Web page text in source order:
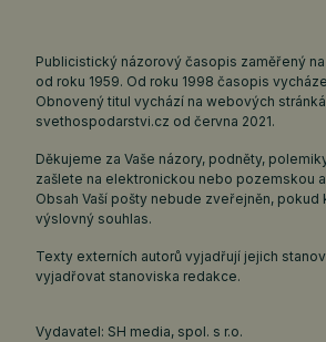
Publicistický názorový časopis zaměřený
od roku 1959. Od roku 1998 časopis
Obnovený titul vychází na webových
svethospodarstvi.cz od června 2021.
Děkujeme za Vaše názory, podněty,
zašlete na elektronickou nebo pozemskou
Obsah Vaší pošty nebude zveřejněn, pokud
výslovný souhlas.
Texty externích autorů vyjadřují jejich
vyjadřovat stanoviska redakce.
Vydavatel: SH media, spol. s r.o.